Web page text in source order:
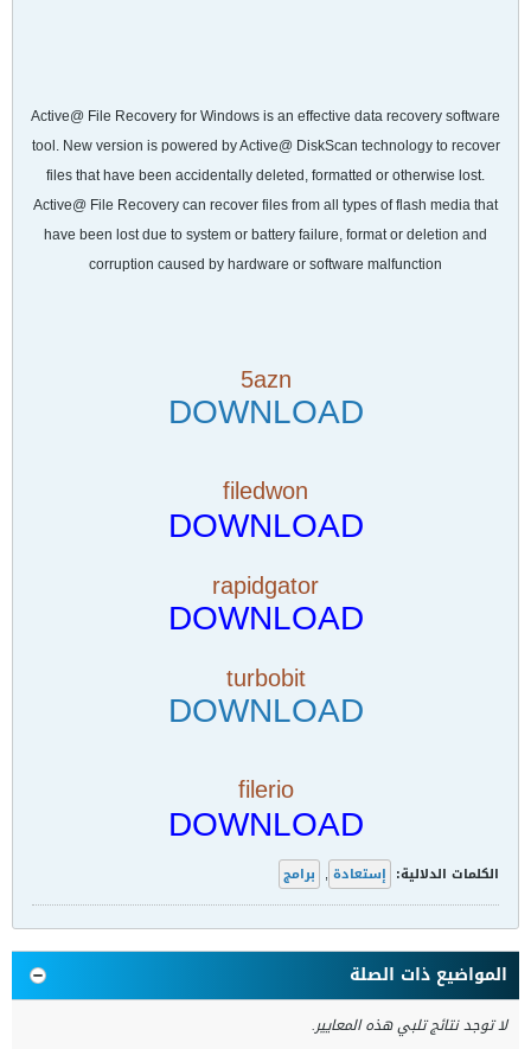
Active@ File Recovery for Windows is an effective data recovery software
tool. New version is powered by Active@ DiskScan technology to recover
files that have been accidentally deleted, formatted or otherwise lost.
Active@ File Recovery can recover files from all types of flash media that
have been lost due to system or battery failure, format or deletion and
corruption caused by hardware or software malfunction
5azn
DOWNLOAD
filedwon
DOWNLOAD
rapidgator
DOWNLOAD
turbobit
DOWNLOAD
filerio
DOWNLOAD
الكلمات الدلالية: إستعادة , برامج
المواضيع ذات الصلة
لا توجد نتائج تلبي هذه المعايير.